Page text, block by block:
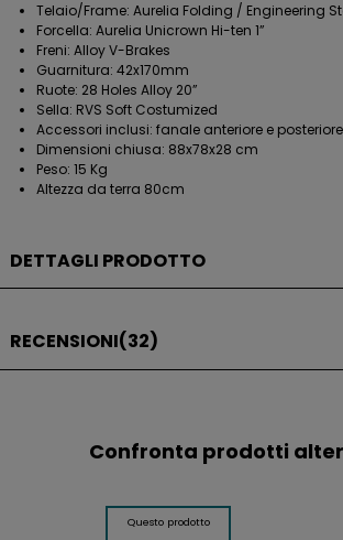
Telaio/Frame: Aurelia Folding / Engineering
Forcella: Aurelia Unicrown Hi-ten 1”
Freni: Alloy V-Brakes
Guarnitura: 42x170mm
Ruote: 28 Holes Alloy 20”
Sella: RVS Soft Costumized
Accessori inclusi: fanale anteriore e posteriore
Dimensioni chiusa: 88x78x28 cm
Peso: 15 Kg
Altezza da terra 80cm
DETTAGLI PRODOTTO
RECENSIONI(32)
Confronta prodotti
Questo prodotto